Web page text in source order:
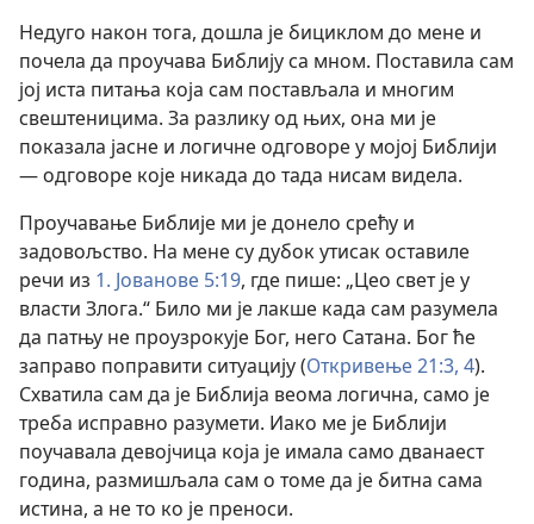
Недуго након тога, дошла је бициклом до мене и
почела да проучава Библију са мном. Поставила сам
јој иста питања која сам постављала и многим
свештеницима. За разлику од њих, она ми је
показала јасне и логичне одговоре у мојој Библији
— одговоре које никада до тада нисам видела.
Проучавање Библије ми је донело срећу и
задовољство. На мене су дубок утисак оставиле
речи из 1. Јованове 5:19, где пише: „Цео свет је у
власти Злога.“ Било ми је лакше када сам разумела
да патњу не проузрокује Бог, него Сатана. Бог ће
заправо поправити ситуацију (Откривење 21:3, 4).
Схватила сам да је Библија веома логична, само је
треба исправно разумети. Иако ме је Библији
поучавала девојчица која је имала само дванаест
година, размишљала сам о томе да је битна сама
истина, а не то ко је преноси.